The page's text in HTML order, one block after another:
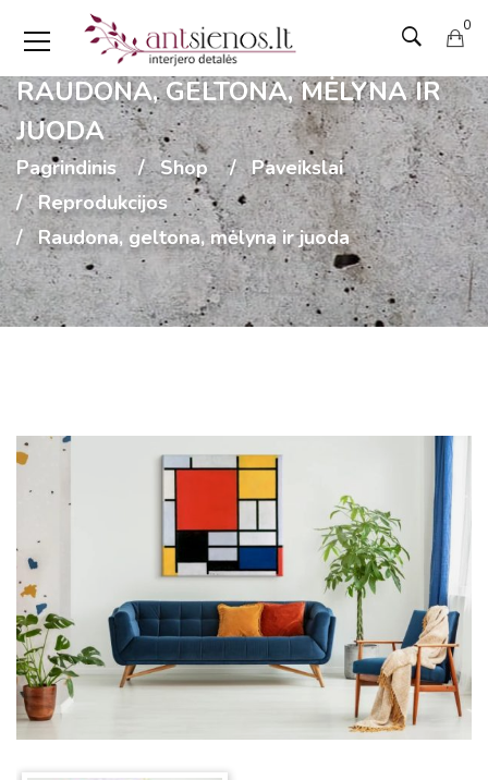
0
RAUDONA, GELTONA, MĖLYNA IR
JUODA
Pagrindinis Shop
Paveikslai
Reprodukcijos
Raudona, geltona, mėlyna ir juoda